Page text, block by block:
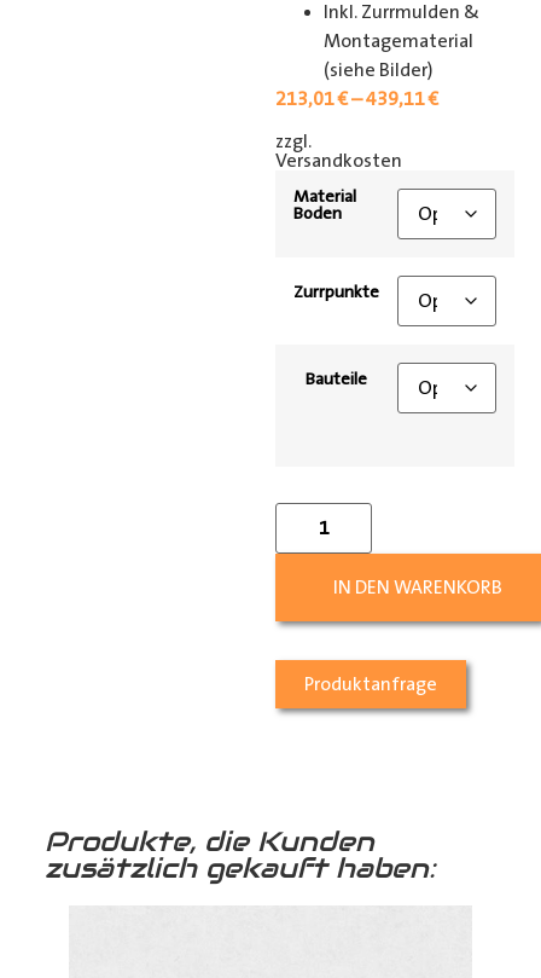
Inkl. Zurrmulden &
Montagematerial
(siehe Bilder)
213,01€–439,11€
zzgl.
Versandkosten
Material
Boden
Zurrpunkte
Bauteile
IN DEN WARENKORB
Produktanfrage
Produkte, die Kunden
zusätzlich gekauft haben: